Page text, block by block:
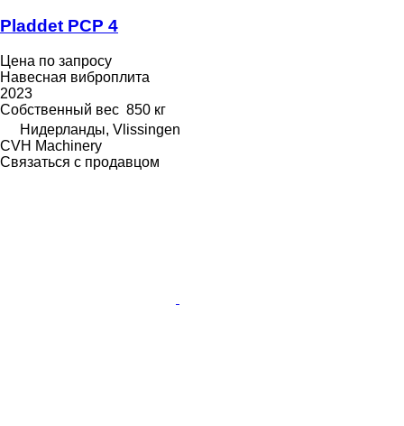
Pladdet PCP 4
Цена по запросу
Навесная виброплита
2023
Собственный вес 850 кг
Нидерланды, Vlissingen
CVH Machinery
Связаться с продавцом